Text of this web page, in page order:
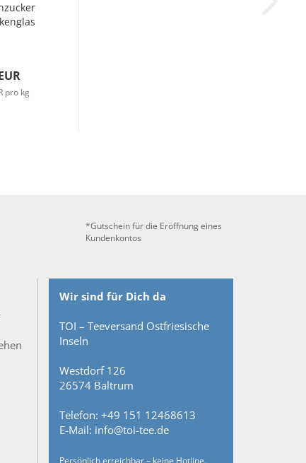
pro kg
*Gutschein für die Eröffnung eines
Kundenkontos
Wir sind für Dich da
TOI – Teeversand Ostfriesische
Inseln
Westdorf 126
26574 Baltrum
Telefon: +49 151 12468613
E-Mail: info@toi-tee.de
Persönlich erreichbar – keine Hotline.